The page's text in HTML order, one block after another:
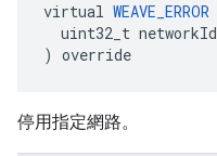
virtual WEAVE_ERROR
  uint32_t networkId
) override
停用指定網路。